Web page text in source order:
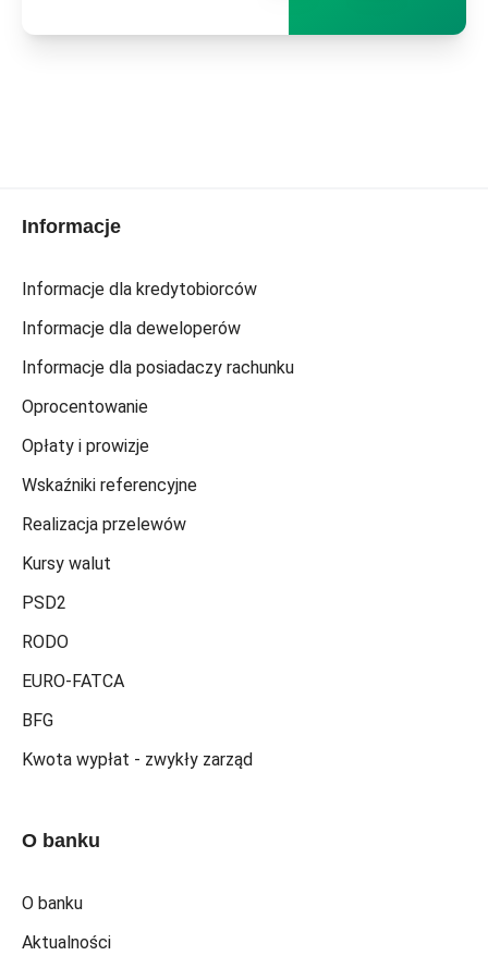
Informacje
Informacje dla kredytobiorców
Informacje dla deweloperów
Informacje dla posiadaczy rachunku
Oprocentowanie
Opłaty i prowizje
Wskaźniki referencyjne
Realizacja przelewów
Kursy walut
PSD2
RODO
EURO-FATCA
BFG
Kwota wypłat - zwykły zarząd
O banku
O banku
Aktualności